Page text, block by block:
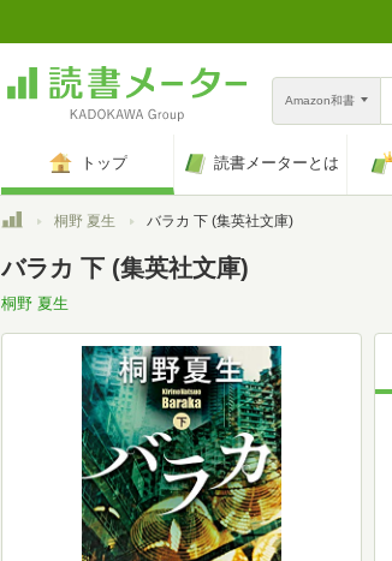
Amazon和書
トップ 読書メーターとは
トップ桐野 夏生 バラカ 下 (集英社文庫)
バラカ 下 (集英社文庫)
桐野 夏生